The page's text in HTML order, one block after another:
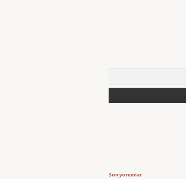
Son yorumlar